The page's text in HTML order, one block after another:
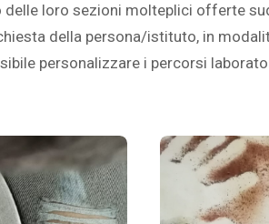
delle loro sezioni molteplici offerte
della persona/istituto, in
personalizzare i percorsi